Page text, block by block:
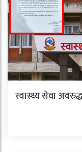
स्वास्थ्य सेवा